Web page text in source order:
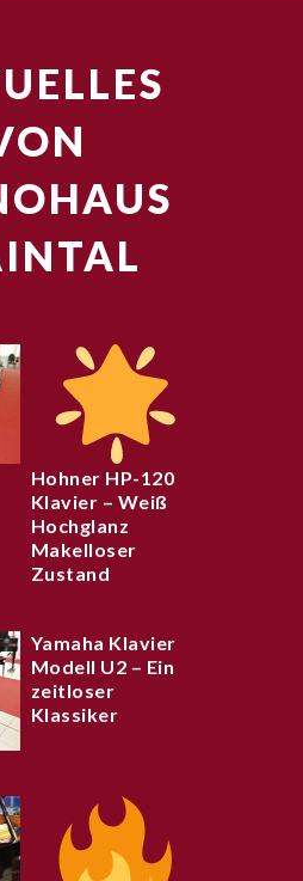
Hohner HP-120
Klavier – Weiß
Hochglanz
Makelloser
Zustand
Yamaha Klavier
Modell U2 – Ein
zeitloser
Klassiker